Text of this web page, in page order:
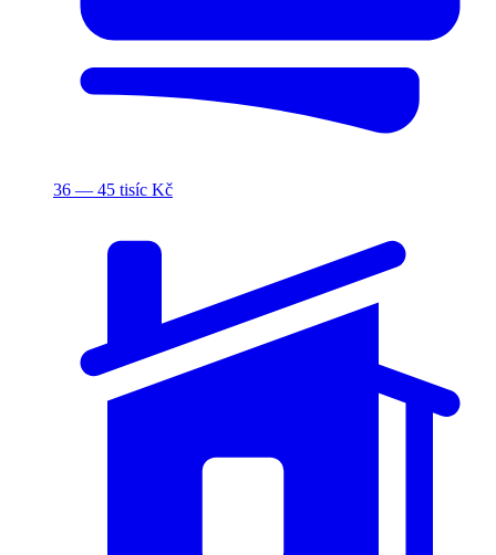
36 — 45 tisíc Kč